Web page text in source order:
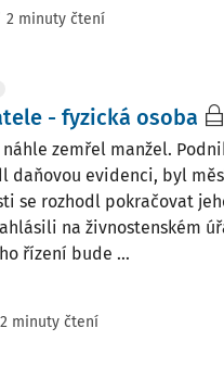
2 minuty čtení
- fyzická osoba
náhle zemřel manžel.
daňovou evidenci, byl
se rozhodl pokračovat
na živnostenském
řízení bude ...
2 minuty čtení